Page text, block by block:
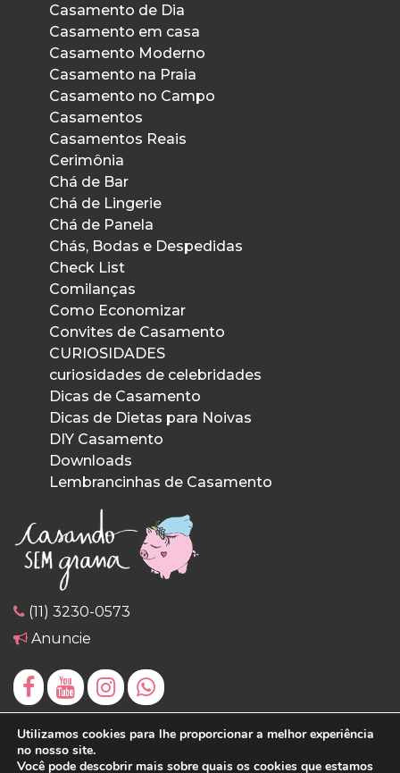
Casamento de Dia
Casamento em casa
Casamento Moderno
Casamento na Praia
Casamento no Campo
Casamentos
Casamentos Reais
Cerimônia
Chá de Bar
Chá de Lingerie
Chá de Panela
Chás, Bodas e Despedidas
Check List
Comilanças
Como Economizar
Convites de Casamento
CURIOSIDADES
curiosidades de celebridades
Dicas de Casamento
Dicas de Dietas para Noivas
DIY Casamento
Downloads
Lembrancinhas de Casamento
(11) 3230-0573
Anuncie
Utilizamos cookies para lhe proporcionar a melhor experiência
no nosso site.
Você pode descobrir mais sobre quais os cookies que estamos